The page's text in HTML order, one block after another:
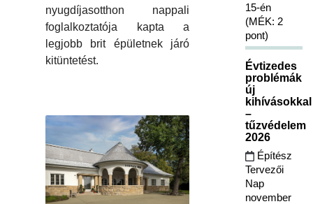
nyugdíjasotthon nappali
foglalkoztatója kapta a
legjobb brit épületnek járó
kitüntetést.
15-én
(MÉK: 2
pont)
Évtizedes
problémák
új
kihívásokkal
–
tűzvédelem
2026
Építész
Tervezői
Nap
november